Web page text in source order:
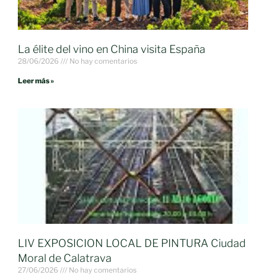
La élite del vino en China visita España
28/06/2026 No hay comentarios
Leer más »
LIV EXPOSICION LOCAL DE PINTURA Ciudad
Moral de Calatrava
27/06/2026 No hay comentarios